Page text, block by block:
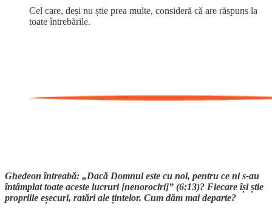
Cel care, deși nu știe prea multe, consideră că are răspuns la
toate întrebările.
Ghedeon întreabă: „Dacă Domnul este cu noi, pentru ce ni s-au
întâmplat toate aceste lucruri [nenorociri]” (6:13)? Fiecare își știe
propriile eșecuri, ratări ale țintelor. Cum dăm mai departe?